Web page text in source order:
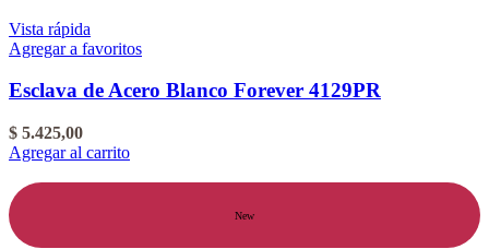
Vista rápida
Agregar a favoritos
Esclava de Acero Blanco Forever 4129PR
$ 5.425,00
Agregar al carrito
New